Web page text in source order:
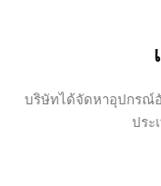
บริษัทได้จัดหาอุปกรณ์
ประ